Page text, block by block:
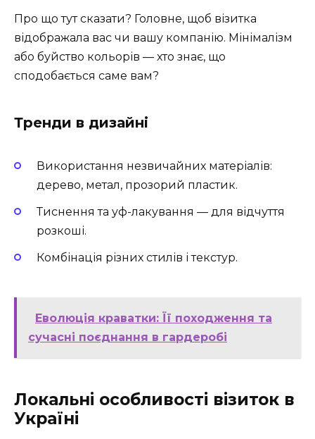
Про що тут сказати? Головне, щоб візитка
відображала вас чи вашу компанію. Мінімалізм
або буйство кольорів — хто знає, що
сподобається саме вам?
Тренди в дизайні
Використання незвичайних матеріалів:
дерево, метал, прозорий пластик.
Тиснення та уф-лакування — для відчуття
розкоші.
Комбінація різних стилів і текстур.
Еволюція краватки: Її походження та
сучасні поєднання в гардеробі
Локальні особливості візиток в
Україні